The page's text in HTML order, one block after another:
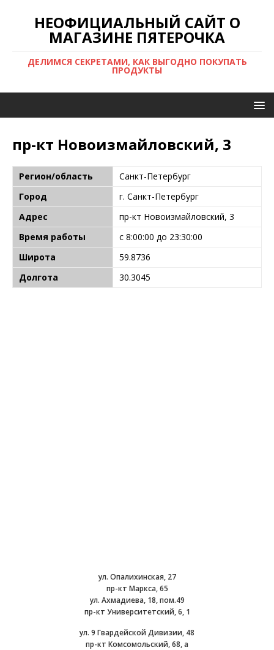
НЕОФИЦИАЛЬНЫЙ САЙТ О
МАГАЗИНЕ ПЯТЕРОЧКА
ДЕЛИМСЯ СЕКРЕТАМИ, КАК ВЫГОДНО ПОКУПАТЬ
ПРОДУКТЫ
пр-кт Новоизмайловский, 3
Регион/область
Санкт-Петербург
Город
г. Санкт-Петербург
Адрес
пр-кт Новоизмайловский, 3
Время работы
с 8:00:00 до 23:30:00
Широта
59.8736
Долгота
30.3045
ул. Опалихинская, 27
пр-кт Маркса, 65
ул. Ахмадиева, 18, пом.49
пр-кт Университетский, 6, 1
ул. 9 Гвардейской Дивизии, 48
пр-кт Комсомольский, 68, а